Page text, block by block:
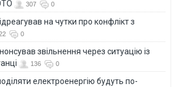
307 0
на чутки про конфлікт з
0
звільнення через ситуацію із
136 0
електроенергію будуть по-